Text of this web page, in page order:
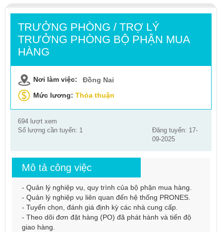
TRƯỞNG PHÒNG / TRỢ LÝ
TRƯỞNG PHÒNG BỘ PHẬN MUA
HÀNG
Nơi làm việc:
Đồng Nai
Mức lương: Thỏa thuận
694 lượt xem
Số lượng cần tuyển: 1
Đăng tuyển: 17-
09-2025
Mô tả công việc
- Quản lý nghiệp vụ, quy trình của bộ phận mua hàng.
- Quản lý nghiệp vụ liên quan đến hệ thống PRONES.
- Tuyển chọn, đánh giá định kỳ các nhà cung cấp.
- Theo dõi đơn đặt hàng (PO) đã phát hành và tiến độ
giao hàng.